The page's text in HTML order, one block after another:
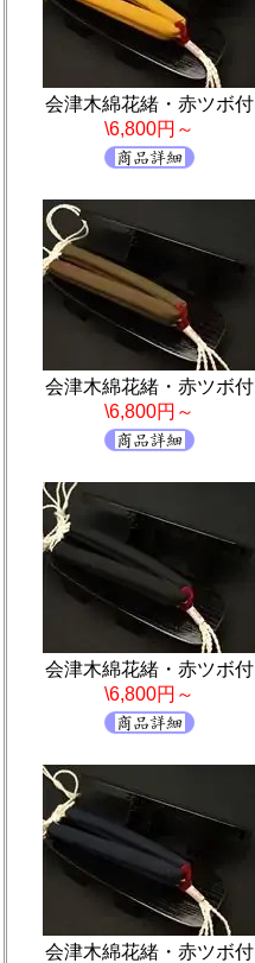
会津木綿花緒・赤ツボ付
\6,800円～
会津木綿花緒・赤ツボ付
\6,800円～
会津木綿花緒・赤ツボ付
\6,800円～
会津木綿花緒・赤ツボ付